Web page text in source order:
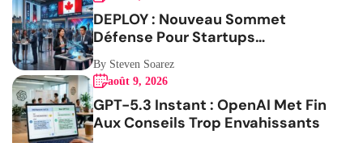
DEPLOY : Nouveau Sommet
Défense Pour Startups
Canadiennes
By Steven Soarez
août 9, 2026
GPT-5.3 Instant : OpenAI Met Fin
Aux Conseils Trop Envahissants